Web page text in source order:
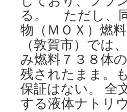
る。 ただし、
物（ＭＯＸ）燃
（敦賀市）では
み燃料７３８体
残されたまま。
保証はない。 全
する液体ナトリ